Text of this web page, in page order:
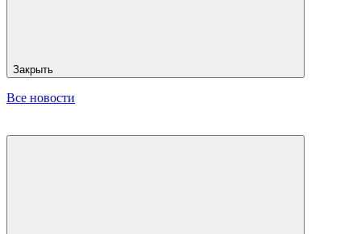
Закрыть
Все новости